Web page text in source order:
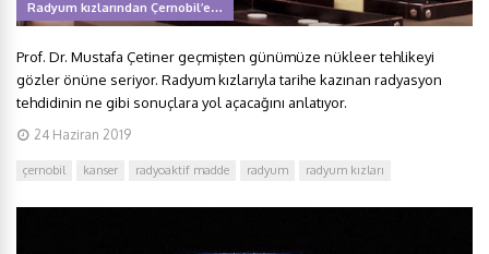
Radyum kızlarından Çernobil’e…
Prof. Dr. Mustafa Çetiner geçmişten günümüze nükleer tehlikeyi
gözler önüne seriyor. Radyum kızlarıyla tarihe kazınan radyasyon
tehdidinin ne gibi sonuçlara yol açacağını anlatıyor.
24 Haziran 2019
çernobil kanser radyoaktif madde radyum radyum kızları